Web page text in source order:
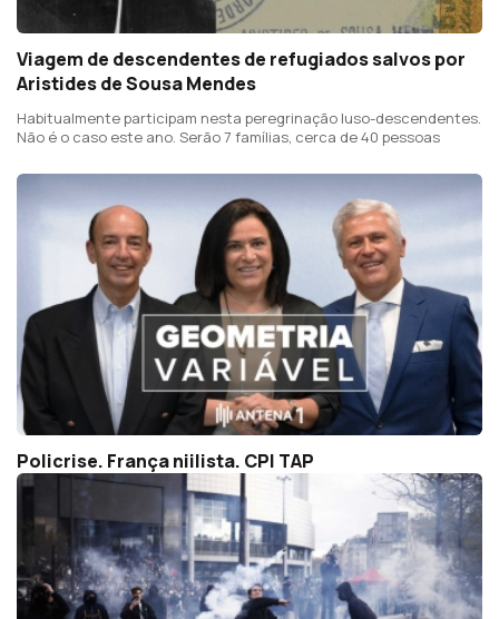
Viagem de descendentes de refugiados salvos por
Aristides de Sousa Mendes
Habitualmente participam nesta peregrinação luso-descendentes.
Não é o caso este ano. Serão 7 famílias, cerca de 40 pessoas
Policrise. França niilista. CPI TAP